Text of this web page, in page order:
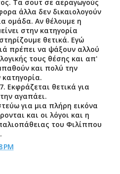
Τα σουτ σε αεραγωγούς
άλλα δεν δικαιολογούν
ομάδα. Αν θέλουμε η
στην κατηγορία
θετικά. Εγώ
πρέπει να ψάξουν αλλού
τους θέσης και απ'
και πολύ την
Εκφράζεται θετικά για
αγαπάει.
για μια πλήρη εικόνα
και οι λόγοι και η
του Φιλίππου
PM